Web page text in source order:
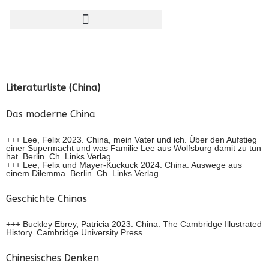
Literaturliste (China)
Das moderne China
+++ Lee, Felix 2023. China, mein Vater und ich. Über den Aufstieg
einer Supermacht und was Familie Lee aus Wolfsburg damit zu tun
hat. Berlin. Ch. Links Verlag
+++ Lee, Felix und Mayer-Kuckuck 2024. China. Auswege aus
einem Dilemma. Berlin. Ch. Links Verlag
Geschichte Chinas
+++ Buckley Ebrey, Patricia 2023. China. The Cambridge Illustrated
History. Cambridge University Press
Chinesisches Denken